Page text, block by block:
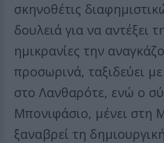
σκηνοθέτις
δουλειά για να αντέξει
ημικρανίες την
προσωρινά, ταξιδεύει
στο Λανθαρότε, ενώ ο
Μπονιφάσιο, μένει στη
ξαναβρεί τη